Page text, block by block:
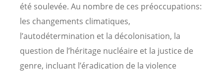
été soulevée. Au nombre de ces préoccupations:
les changements climatiques,
l’autodétermination et la décolonisation, la
question de l’héritage nucléaire et la justice de
genre, incluant l’éradication de la violence